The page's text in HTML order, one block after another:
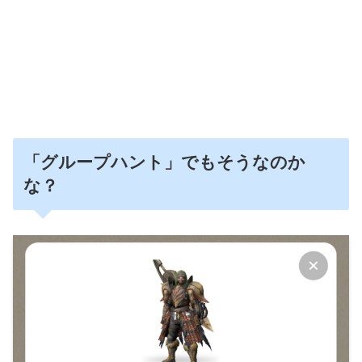
「グループハント」でもそうなのか
な？